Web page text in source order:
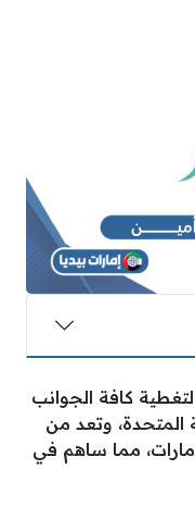
كافة الجوانب
المتحدة، وتعد من
مما ساهم في